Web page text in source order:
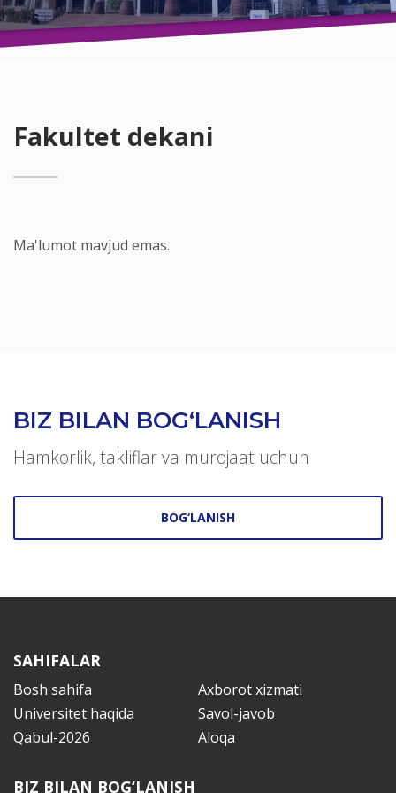
Fakultet dekani
Ma'lumot mavjud emas.
BIZ BILAN BOG‘LANISH
Hamkorlik, takliflar va murojaat uchun
BOG‘LANISH
SAHIFALAR
Bosh sahifa
Axborot xizmati
Universitet haqida
Savol-javob
Qabul-2026
Aloqa
BIZ BILAN BOG‘LANISH